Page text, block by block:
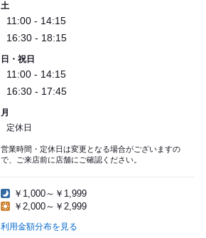
土
11:00 - 14:15
16:30 - 18:15
日・祝日
11:00 - 14:15
16:30 - 17:45
月
定休日
営業時間・定休日は変更となる場合がございますの
で、ご来店前に店舗にご確認ください。
￥1,000～￥1,999
￥2,000～￥2,999
利用金額分布を見る